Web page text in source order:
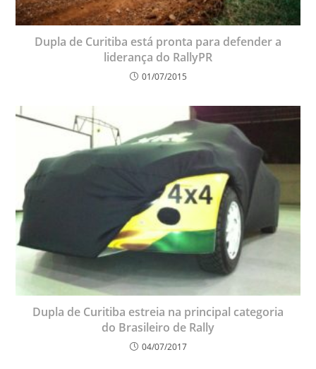
Dupla de Curitiba está pronta para defender a
liderança do RallyPR
01/07/2015
Dupla de Curitiba estreia na principal categoria
do Brasileiro de Rally
04/07/2017